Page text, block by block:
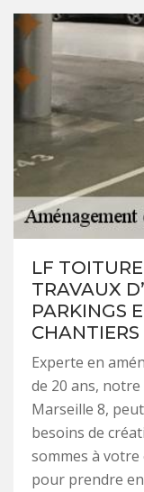
LF
TRAVAUX
PARKINGS
Experte en
de 20 ans,
Marseille 8,
besoins de
sommes à
pour prendre